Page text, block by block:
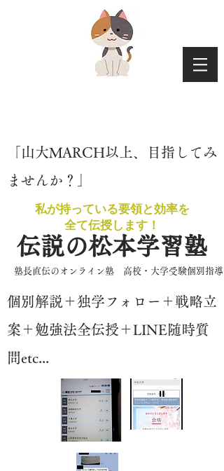
​「山大MARCH以上、目指してみ
ませんか？」
伝説の松本学習塾
私が持っている要領と効率を
​全て伝授します！
​塾長直伝のオンライン塾 高校・大学受験個別指導
​個別解説＋独学フォロー＋戦略立
案＋勉強法全伝授＋LINE随時質
問etc...